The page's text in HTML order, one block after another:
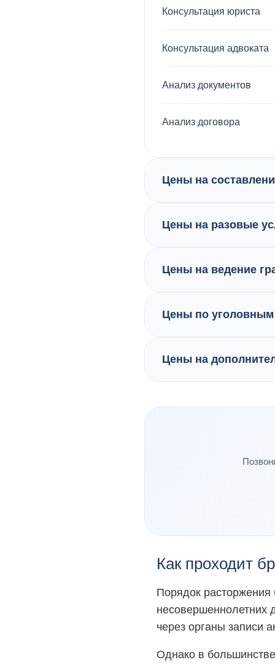
Консультация юриста
Консультация адвоката
Анализ документов
Анализ договора
Цены на
Цены на разовые
Цены на ведение
Цены по
Цены на
Как проходит
Порядок расторжения
несовершеннолетних
через органы записи
Однако в